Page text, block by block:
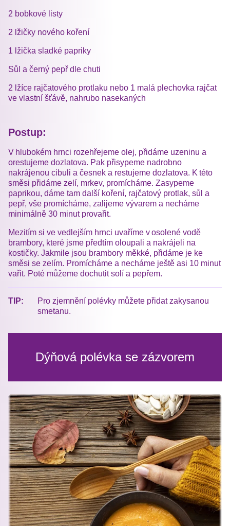
2 bobkové listy
2 lžičky nového koření
1 lžička sladké papriky
Sůl a černý pepř dle chuti
2 lžíce rajčatového protlaku nebo 1 malá plechovka rajčat
ve vlastní šťávě, nahrubo nasekaných
Postup:
V hlubokém hrnci rozehřejeme olej, přidáme uzeninu a
orestujeme dozlatova. Pak přisypeme nadrobno
nakrájenou cibuli a česnek a restujeme dozlatova. K této
směsi přidáme zelí, mrkev, promícháme. Zasypeme
paprikou, dáme tam další koření, rajčatový protlak, sůl a
pepř, vše promícháme, zalijeme vývarem a necháme
minimálně 30 minut provařit.
Mezitím si ve vedlejším hrnci uvaříme v osolené vodě
brambory, které jsme předtím oloupali a nakrájeli na
kostičky. Jakmile jsou brambory měkké, přidáme je ke
směsi se zelím. Promícháme a necháme ještě asi 10 minut
vařit. Poté můžeme dochutit solí a pepřem.
TIP:
Pro zjemnění polévky můžete přidat zakysanou
smetanu.
Dýňová polévka se zázvorem